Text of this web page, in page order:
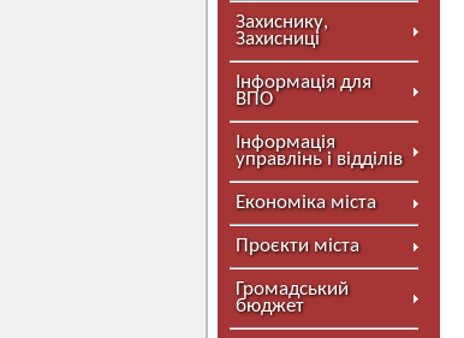
Захиснику,
Захисниці
Інформація для
ВПО
Інформація
управлінь і відділів
Економіка міста
Проєкти міста
Громадський
бюджет